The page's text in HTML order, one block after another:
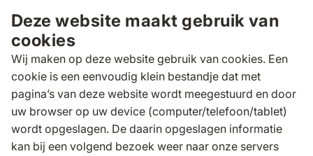
Deze website maakt gebruik van
cookies
Wij maken op deze website gebruik van cookies. Een
cookie is een eenvoudig klein bestandje dat met
pagina’s van deze website wordt meegestuurd en door
uw browser op uw device (computer/telefoon/tablet)
wordt opgeslagen. De daarin opgeslagen informatie
kan bij een volgend bezoek weer naar onze servers
Zoeken
Tuinaccessoires
Garden Collections Chicago